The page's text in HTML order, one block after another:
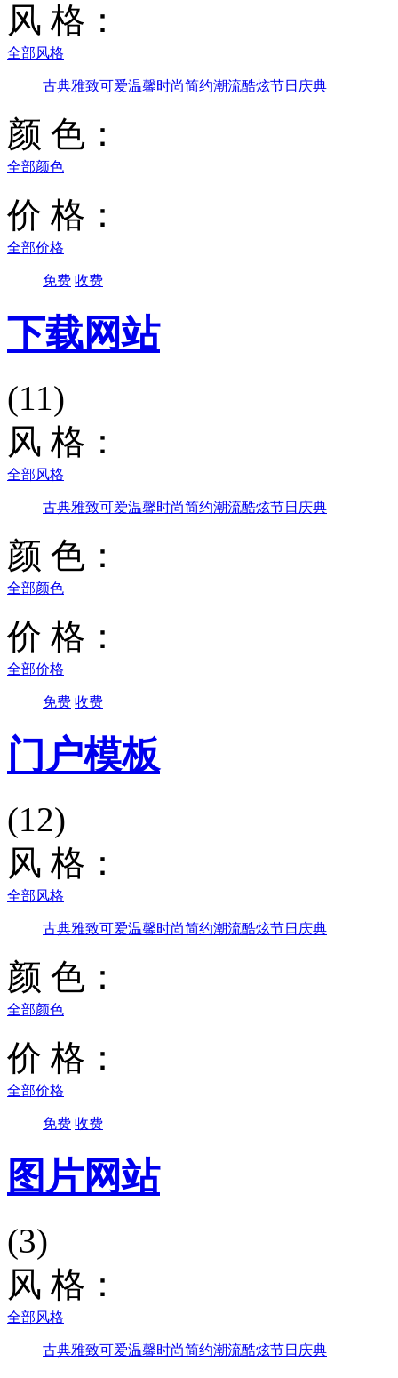
风 格：
全部风格
古典雅致可爱温馨时尚简约潮流酷炫节日庆典
颜 色：
全部颜色
价 格：
全部价格
免费 收费
下载网站
(11)
风 格：
全部风格
古典雅致可爱温馨时尚简约潮流酷炫节日庆典
颜 色：
全部颜色
价 格：
全部价格
免费 收费
门户模板
(12)
风 格：
全部风格
古典雅致可爱温馨时尚简约潮流酷炫节日庆典
颜 色：
全部颜色
价 格：
全部价格
免费 收费
图片网站
(3)
风 格：
全部风格
古典雅致可爱温馨时尚简约潮流酷炫节日庆典